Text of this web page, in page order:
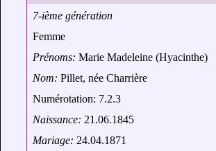
7-ième génération
Femme
Prénoms:Marie Madeleine (Hyacinthe)
Nom:Pillet, née Charrière
Numérotation: 7.2.3
Naissance: 21.06.1845
Mariage: 24.04.1871